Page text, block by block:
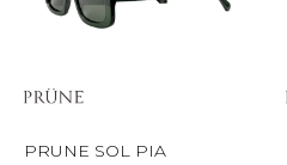
PRUNE SOL PIA